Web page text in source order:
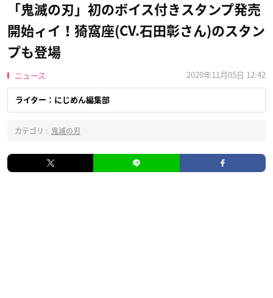
「鬼滅の刃」初のボイス付きスタンプ発売
開始ィイ！猗窩座(CV.石田彰さん)のスタン
プも登場
ニュース 2020年11月05日 12:42
ライター：にじめん編集部
カテゴリ : 鬼滅の刃